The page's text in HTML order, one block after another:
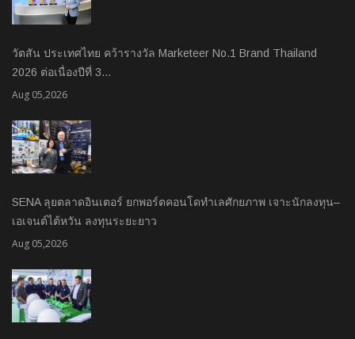
วัตสัน ประเทศไทย คว้ารางวัล Marketeer No.1 Brand Thailand
2026 ต่อเนื่องปีที่ 3…
Aug 05,2026
SENA ลุยตลาดอินเตอร์ ยกพอร์ตคอนโดทำเลศักยภาพ เจาะนักลงทุน–
เอเจนต์ไต้หวัน ลงทุนระยะยาว
Aug 05,2026